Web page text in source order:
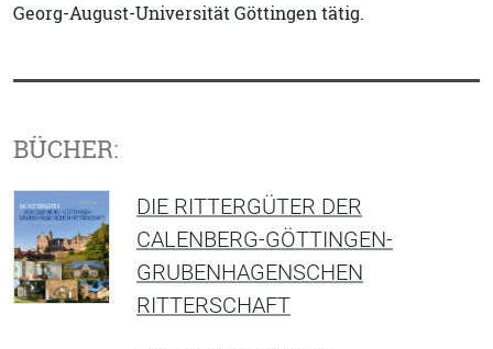
Georg-August-Universität Göttingen tätig.
BÜCHER:
DIE RITTERGÜTER DER
CALENBERG-GÖTTINGEN-
GRUBENHAGENSCHEN
RITTERSCHAFT